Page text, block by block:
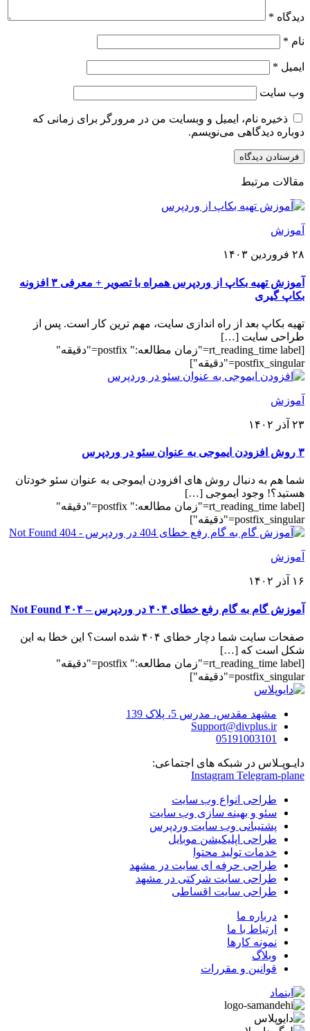
دیدگاه *
نام *
ایمیل *
وب‌ سایت
ذخیره نام، ایمیل و وبسایت من در مرورگر برای زمانی که
دوباره دیدگاهی می‌نویسم.
مقالات مرتبط
آموزش
۲۸ فروردین ۱۴۰۳
آموزش تهیه بکاپ از وردپرس همراه با تصویر + معرفی ۳ افزونه
بکاپ گیری
تهیه بکاپ بعد از راه اندازی سایت، مهم ترین کار است. پس از
طراحی سایت […]
[rt_reading_time label="زمان مطالعه:" postfix="دقیقه"
postfix_singular="دقیقه"]
آموزش
۲۳ آذر ۱۴۰۲
۳ روش افزودن ایموجی به عنوان سئو در وردپرس
شما هم به دنبال روش های افزودن ایموجی به عنوان سئو خودتان
هستید؟! وجود ایموجی […]
[rt_reading_time label="زمان مطالعه:" postfix="دقیقه"
postfix_singular="دقیقه"]
آموزش
۱۶ آذر ۱۴۰۲
آموزش گام به گام رفع خطای ۴۰۴ در وردپرس – ۴۰۴ Not Found
صفحات سایت شما دچار خطای ۴۰۴ شده است؟ این خطا به این
شکل است که […]
[rt_reading_time label="زمان مطالعه:" postfix="دقیقه"
postfix_singular="دقیقه"]
مشهد مقدس، مدرس 5، پلاک 139
Support@divplus.ir
05191003101
دایـوپـلاس در شبکه های اجتماعی:
Instagram Telegram-plane
طراحی انواع وب سایت
سئو و بهینه سازی وب سایت
پشتیبانی وب سایت وردپرس
طراحی اپلیکیشن موبایل
خدمات تولید محتوا
طراحی حرفه ای سایت در مشهد
طراحی سایت شرکتی در مشهد
طراحی سایت اقساطی
درباره ما
ارتباط با ما
نمونه کارها
وبلاگ
قوانین و مقررات